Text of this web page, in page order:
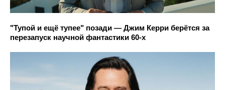
"Тупой и ещё тупее" позади — Джим Керри берётся за
перезапуск научной фантастики 60-х